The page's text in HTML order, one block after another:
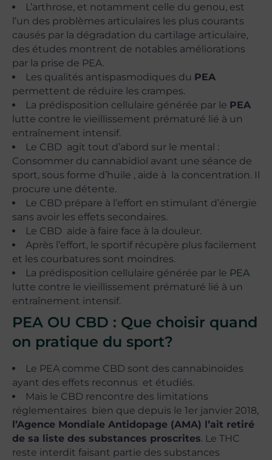
L’arthrose, et notamment celle du genou, est
l’un des problèmes articulaires les plus courants
causés par la dégradation du cartilage articulaire,
des études montrent de notables améliorations
par la prise de PEA.
Les qualités antispasmodiques du PEA
permettent de réduire les crampes.
La prédisposition cellulaire générée par le PEA
lutte contre le vieillissement prématuré lié à un
entraînement intensif.
Le CBD agit tout d’abord sur le mental :
Consommer du cannabidiol avant une séance de
sport, sous forme d’huile , aide à la concentration. Il
procure une détente.
Le CBD prépare à l’effort en stimulant d’énergie
sans avoir les effets secondaires.
Le CBD aide à faire face à la douleur.
Après l’effort, le sportif récupère plus facilement
et les courbatures sont moindres.
La prédisposition cellulaire générée par le PEA
lutte contre le vieillissement prématuré lié à un
entraînement intensif.
PEA OU CBD : Que choisir quand
on pratique du sport?
Le PEA comme CBD sont des cannabinoïdes
ayant des effets reconnus et étudiés.
Mais le CBD rencontre des limitations
réglementaires bien que depuis le 1er janvier 2018,
l’Agence Mondiale Antidopage (AMA) l’ait retiré
de sa liste des substances proscrites. Le THC
reste interdit faisant partie des substances